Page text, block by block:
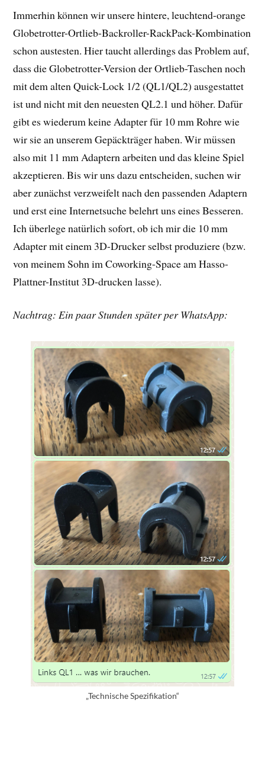
Immerhin können wir unsere hintere, leuchtend-orange
Globetrotter-Ortlieb-Backroller-RackPack-Kombination
schon austesten. Hier taucht allerdings das Problem auf,
dass die Globetrotter-Version der Ortlieb-Taschen noch
mit dem alten Quick-Lock 1/2 (QL1/QL2) ausgestattet
ist und nicht mit den neuesten QL2.1 und höher. Dafür
gibt es wiederum keine Adapter für 10 mm Rohre wie
wir sie an unserem Gepäckträger haben. Wir müssen
also mit 11 mm Adaptern arbeiten und das kleine Spiel
akzeptieren. Bis wir uns dazu entscheiden, suchen wir
aber zunächst verzweifelt nach den passenden Adaptern
und erst eine Internetsuche belehrt uns eines Besseren.
Ich überlege natürlich sofort, ob ich mir die 10 mm
Adapter mit einem 3D-Drucker selbst produziere (bzw.
von meinem Sohn im Coworking-Space am Hasso-
Plattner-Institut 3D-drucken lasse).
Nachtrag: Ein paar Stunden später per WhatsApp:
„Technische Spezifikation“